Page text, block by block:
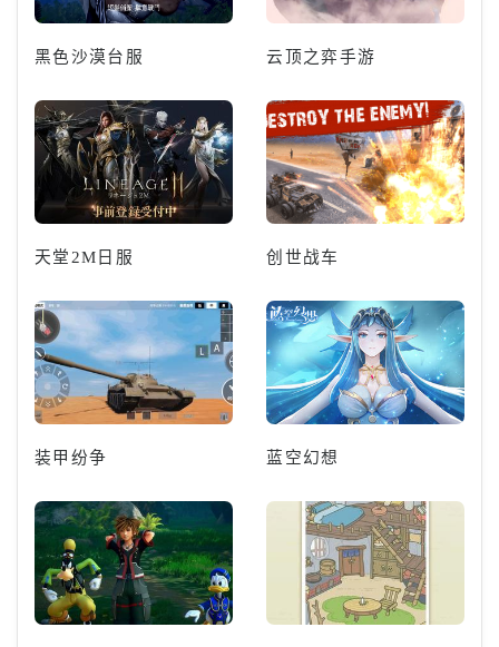
黑色沙漠台服 云顶之弈手游
天堂2M日服 创世战车
装甲纷争 蓝空幻想